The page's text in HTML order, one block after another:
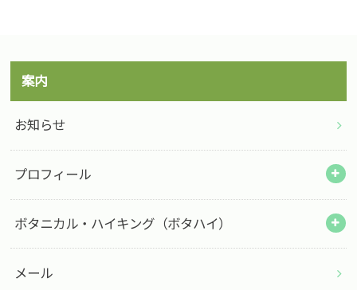
案内
お知らせ
プロフィール
ボタニカル・ハイキング（ボタハイ）
メール